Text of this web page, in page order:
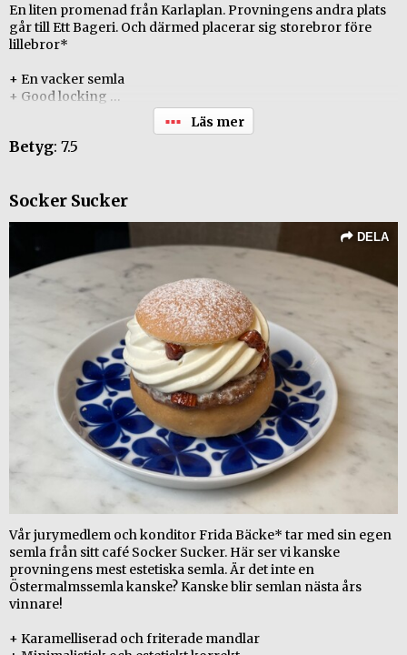
En liten promenad från Karlaplan. Provningens andra plats
går till Ett Bageri. Och därmed placerar sig storebror före
lillebror*
+ En vacker semla
+ Good locking
- Lite för mycket bittermandel smak i mandelmassan?
Betyg: 7.5
Socker Sucker
DELA
Vår jurymedlem och konditor Frida Bäcke* tar med sin egen
semla från sitt café Socker Sucker. Här ser vi kanske
provningens mest estetiska semla. Är det inte en
Östermalmssemla kanske? Kanske blir semlan nästa års
vinnare!
+ Karamelliserad och friterade mandlar